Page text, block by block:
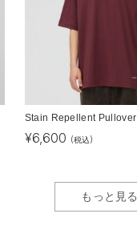
Stain Repellent Pullover
¥6,600 (税込)
もっと見る